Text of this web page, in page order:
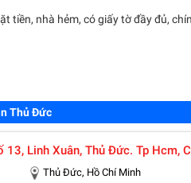
tiền, nhà hẻm, có giấy tờ đầy đủ,
Thủ Đức
Thủ Đức, Hồ Chí Minh